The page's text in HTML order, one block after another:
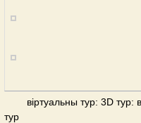
віртуальны тур: 3D тур:
тур